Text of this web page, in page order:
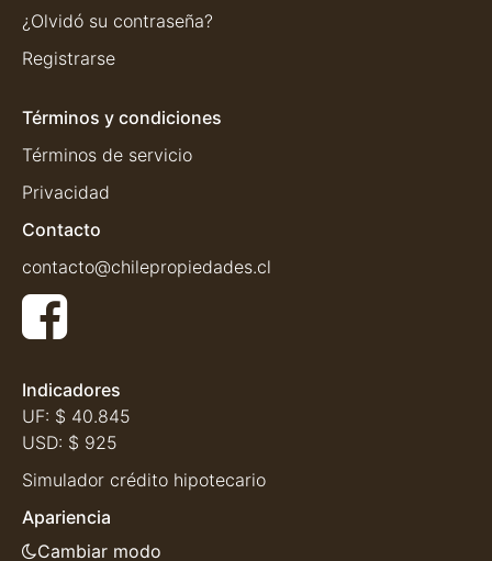
¿Olvidó su contraseña?
Registrarse
Términos y condiciones
Términos de servicio
Privacidad
Contacto
contacto@chilepropiedades.cl
Indicadores
UF: $ 40.845
USD: $ 925
Simulador crédito hipotecario
Apariencia
Cambiar modo